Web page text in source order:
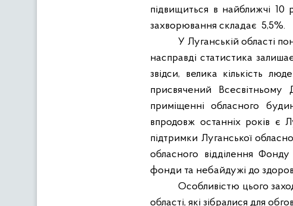
підвищиться в найближчі 10
захворювання складає 5,5%.
У Луганській області
насправді статистика
звідси, велика кількість
присвячений
приміщенні обласного
впродовж останніх років є
підтримки Луганської
обласного відділення Фонду
фонди та небайдужі до
Особливістю цього
області, які зібралися для